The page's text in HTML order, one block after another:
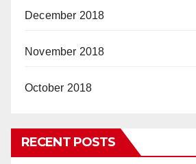
December 2018
November 2018
October 2018
RECENT POSTS